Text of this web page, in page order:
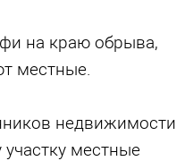
на краю обрыва,
местные.
недвижимости
местные